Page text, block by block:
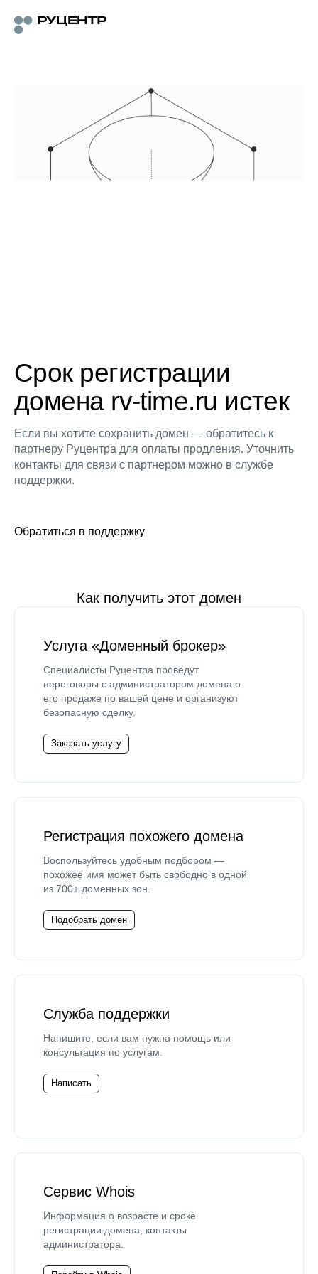
Срок регистрации
домена rv-time.ru истек
Если вы хотите сохранить домен — обратитесь к
партнеру Руцентра для оплаты продления. Уточнить
контакты для связи с партнером можно в службе
поддержки.
Обратиться в поддержку
Как получить этот домен
Услуга «Доменный брокер»
Специалисты Руцентра проведут
переговоры с администратором домена о
его продаже по вашей цене и организуют
безопасную сделку.
Заказать услугу
Регистрация похожего домена
Воспользуйтесь удобным подбором —
похожее имя может быть свободно в одной
из 700+ доменных зон.
Подобрать домен
Служба поддержки
Напишите, если вам нужна помощь или
консультация по услугам.
Написать
Сервис Whois
Информация о возрасте и сроке
регистрации домена, контакты
администратора.